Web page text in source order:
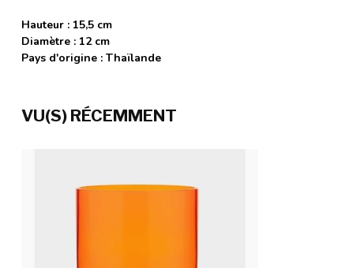
Hauteur : 15,5 cm
Diamètre : 12 cm
Pays d'origine : Thaïlande
VU(S) RÉCEMMENT